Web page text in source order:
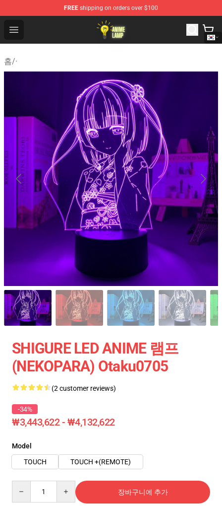
FREE shipping on orders over $100
Open menu
Anime Lamp Shop - The Best Store of Anime Lamp
홈/·
SHIGURE LED ANIME 램프
(NEKOPARA) Otaku0705
(2 customer reviews)
-34%
₩3,443,622 - ₩4,132,622
Model
TOUCH
TOUCH +(REMOTE)
장바구니에 추가